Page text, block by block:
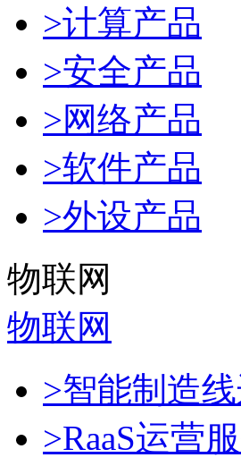
>计算产品
>安全产品
>网络产品
>软件产品
>外设产品
物联网
物联网
>智能制造
>RaaS运营